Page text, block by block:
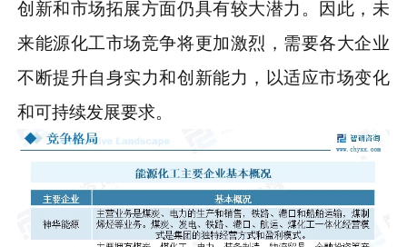
创新和市场拓展方面仍具有较大潜力。因此，未
来能源化工市场竞争将更加激烈，需要各大企业
不断提升自身实力和创新能力，以适应市场变化
和可持续发展要求。